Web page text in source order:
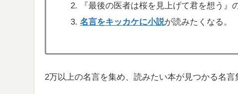
『最後の医者は桜を見上げて君を想う』
名言をキッカケに小説が読みたくなる。
2万以上の名言を集め、読みたい本が見つかる名